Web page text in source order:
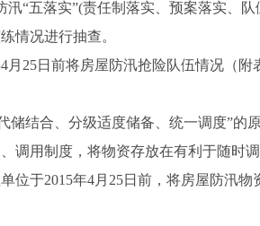
“五落实”(责任制落实、预案落实、
情况进行抽查。
25日前将房屋防汛抢险队伍情况（附
结合、分级适度储备、统一调度”的
调用制度，将物资存放在有利于随时
于2015年4月25日前，将房屋防汛